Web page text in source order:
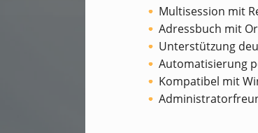
Multisession mit
Adressbuch mit
Unterstützung
Automatisierung
Kompatibel mit